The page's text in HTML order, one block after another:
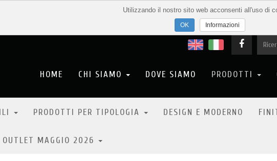
HOME CHI SIAMO DOVE SIAMO PRODOTTI
PRODOTTI PER TIPOLOGIA DESIGN E MODERNO
OUTLET MAGGIO 2026
Utilizzando il nostro sito web acconsenti all'uso di
Informazioni